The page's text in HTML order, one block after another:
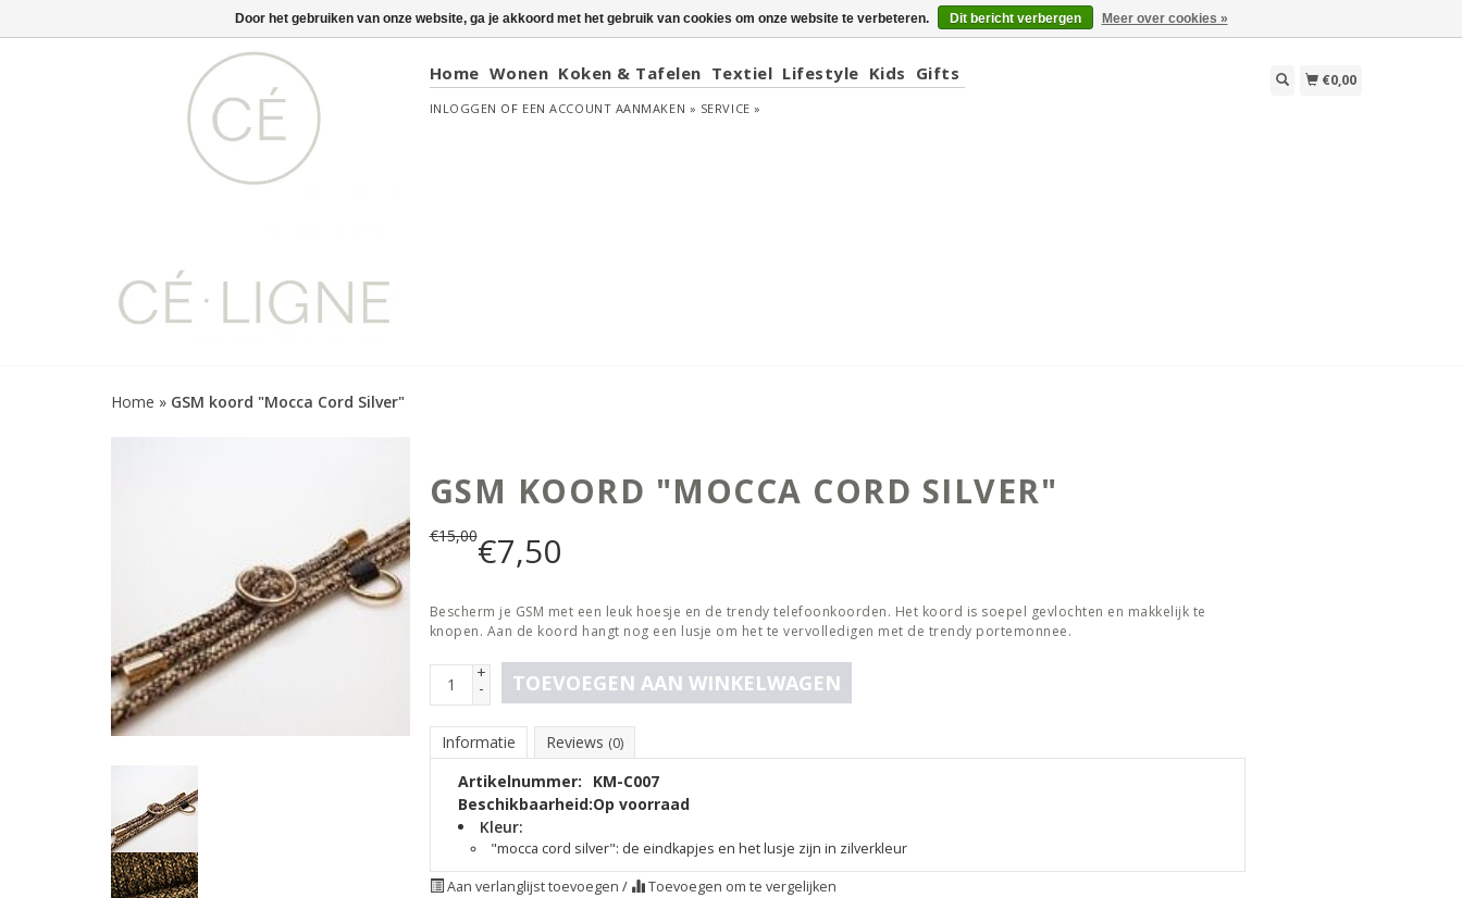
Home Wonen Koken & Tafelen Textiel Lifestyle Kids Gifts
INLOGGEN OF EEN ACCOUNT AANMAKEN » SERVICE »
€0,00
Home » GSM koord "Mocca Cord Silver"
GSM KOORD "MOCCA CORD SILVER"
€15,00€7,50
Bescherm je GSM met een leuk hoesje en de trendy telefoonkoorden. Het koord is soepel gevlochten en makkelijk te
knopen. Aan de koord hangt nog een lusje om het te vervolledigen met de trendy portemonnee.
+
- TOEVOEGEN AAN WINKELWAGEN
Informatie Reviews (0)
Artikelnummer:
KM-C007
Beschikbaarheid:Op voorraad
Kleur:
"mocca cord silver": de eindkapjes en het lusje zijn in zilverkleur
Aan verlanglijst toevoegen / Toevoegen om te vergelijken
Door het gebruiken van onze website, ga je akkoord met het gebruik van cookies om onze website te verbeteren. Dit bericht verbergen Meer over cookies »